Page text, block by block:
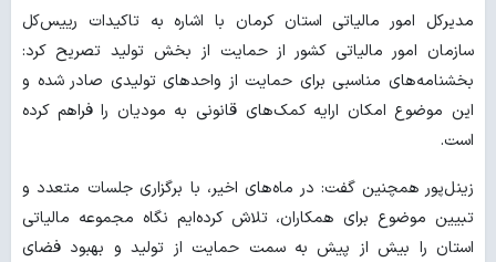
مدیرکل امور مالیاتی استان کرمان با اشاره به تاکیدات رییس‌کل
سازمان امور مالیاتی کشور از حمایت از بخش تولید تصریح کرد:
بخشنامه‌های مناسبی برای حمایت از واحدهای تولیدی صادر شده و
این موضوع امکان ارایه کمک‌های قانونی به مودیان را فراهم کرده
است.
زینل‌پور همچنین گفت: در ماه‌های اخیر، با برگزاری جلسات متعدد و
تبیین موضوع برای همکاران، تلاش کرده‌ایم نگاه مجموعه مالیاتی
استان را بیش از پیش به سمت حمایت از تولید و بهبود فضای